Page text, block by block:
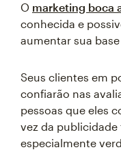
O marketing boca
conhecida e
aumentar sua
Seus clientes em
confiarão nas
pessoas que eles
vez da
especialmente